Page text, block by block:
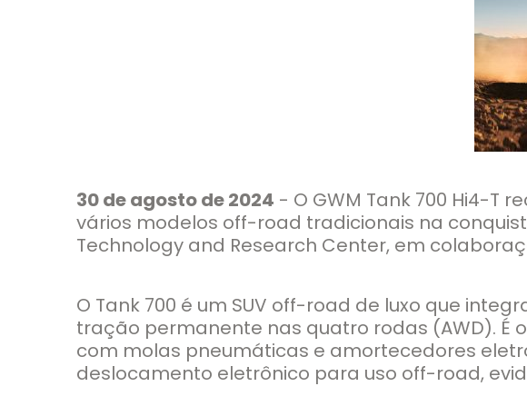
30 de agosto de 2024 - O GWM Tank 700 Hi4-T
vários modelos off-road tradicionais na
Technology and Research Center, em
O Tank 700 é um SUV off-road de luxo que
tração permanente nas quatro rodas (AWD). É
com molas pneumáticas e amortecedores
deslocamento eletrônico para uso off-road,